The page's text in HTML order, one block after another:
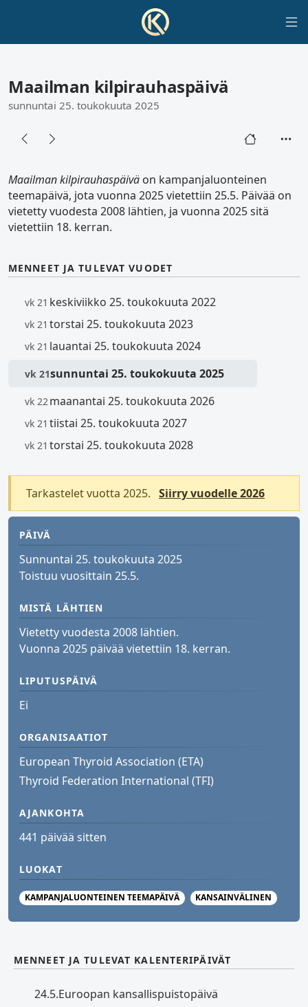
Maailman kilpirauhaspäivä
sunnuntai 25. toukokuuta 2025
Maailman kilpirauhaspäivä on kampanjaluonteinen
teemapäivä, jota vuonna 2025 vietettiin 25.5. Päivää on
vietetty vuodesta 2008 lähtien, ja vuonna 2025 sitä
vietettiin 18. kerran.
MENNEET JA TULEVAT VUODET
vk 21 keskiviikko 25. toukokuuta 2022
vk 21 torstai 25. toukokuuta 2023
vk 21 lauantai 25. toukokuuta 2024
vk 21sunnuntai 25. toukokuuta 2025
vk 22 maanantai 25. toukokuuta 2026
vk 21 tiistai 25. toukokuuta 2027
vk 21 torstai 25. toukokuuta 2028
Tarkastelet vuotta 2025. Siirry vuodelle 2026
PÄIVÄ
Sunnuntai 25. toukokuuta 2025
Toistuu vuosittain 25.5.
MISTÄ LÄHTIEN
Vietetty vuodesta 2008 lähtien.
Vuonna 2025 päivää vietettiin 18. kerran.
LIPUTUSPÄIVÄ
Ei
ORGANISAATIOT
European Thyroid Association (ETA)
Thyroid Federation International (TFI)
AJANKOHTA
441 päivää sitten
LUOKAT
KAMPANJALUONTEINEN TEEMAPÄIVÄ KANSAINVÄLINEN
MENNEET JA TULEVAT KALENTERIPÄIVÄT
24.5.Euroopan kansallispuistopäivä